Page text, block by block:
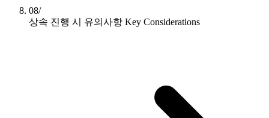
08/
상속 진행 시 유의사항 Key Considerations